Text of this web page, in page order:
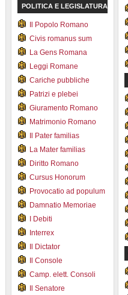
POLITICA E LEGISLATURA
Il Popolo Romano
Civis romanus sum
La Gens Romana
Leggi Romane
Cariche pubbliche
Patrizi e plebei
Giuramento Romano
Matrimonio Romano
Il Pater familias
La Mater familias
Diritto Romano
Cursus Honorum
Provocatio ad populum
Damnatio Memoriae
I Debiti
Interrex
Il Dictator
Il Console
Camp. elett. Consoli
Il Senatore